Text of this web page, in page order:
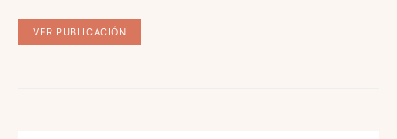
VER PUBLICACIÓN